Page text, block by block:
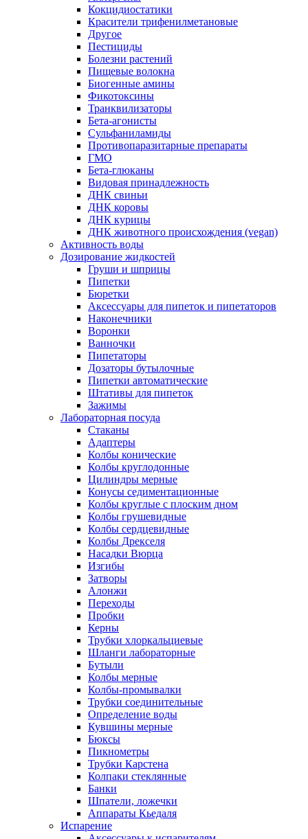
Кокцидиостатики
Красители трифенилметановые
Другое
Пестициды
Болезни растений
Пищевые волокна
Биогенные амины
Фикотоксины
Транквилизаторы
Бета-агонисты
Сульфаниламиды
Противопаразитарные препараты
ГМО
Бета-глюканы
Видовая принадлежность
ДНК свиньи
ДНК коровы
ДНК курицы
ДНК животного происхождения (vegan)
Активность воды
Дозирование жидкостей
Груши и шприцы
Пипетки
Бюретки
Аксессуары для пипеток и пипетаторов
Наконечники
Воронки
Ванночки
Пипетаторы
Дозаторы бутылочные
Пипетки автоматические
Штативы для пипеток
Зажимы
Лабораторная посуда
Стаканы
Адаптеры
Колбы конические
Колбы круглодонные
Цилиндры мерные
Конусы седиментационные
Колбы круглые с плоским дном
Колбы грушевидные
Колбы сердцевидные
Колбы Дрекселя
Насадки Вюрца
Изгибы
Затворы
Алонжи
Переходы
Пробки
Керны
Трубки хлоркальциевые
Шланги лабораторные
Бутыли
Колбы мерные
Колбы-промывалки
Трубки соединительные
Определение воды
Кувшины мерные
Бюксы
Пикнометры
Трубки Карстена
Колпаки стеклянные
Банки
Шпатели, ложечки
Аппараты Кьедаля
Испарение